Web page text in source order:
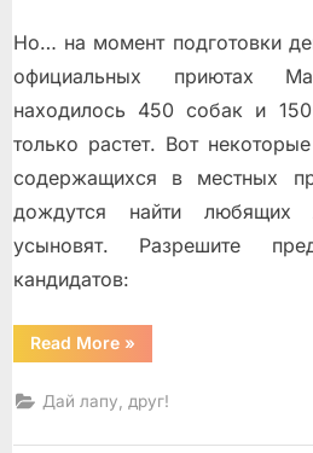
Но… на момент подготовки
официальных приютах
находилось 450 собак и
только растет. Вот
содержащихся в местных
дождутся найти
усыновят. Разрешите
кандидатов:
Read More“Выпуск
4”
»
Дай лапу, друг!